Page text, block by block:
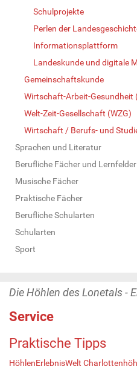
Schulprojekte
Perlen der
Informationsplattform
Landeskunde und digitale
Gemeinschaftskunde
Wirtschaft-Arbeit-Gesundheit
Welt-Zeit-Gesellschaft (WZG)
Wirtschaft / Berufs- und
Sprachen und Literatur
Berufliche Fächer und Lernfelder
Musische Fächer
Praktische Fächer
Berufliche Schularten
Schularten
Sport
Die Höhlen des Lonetals -
Service
Praktische Tipps
HöhlenErlebnisWelt